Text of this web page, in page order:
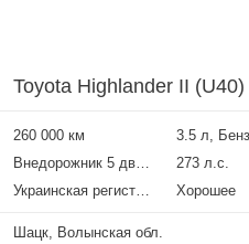
Toyota Highlander II (U40)
260 000 км 3.5 л,
Внедорожник 5 дверей
273 л.с.
Украинская регистрация
Хорошее
Шацк, Волынская обл.